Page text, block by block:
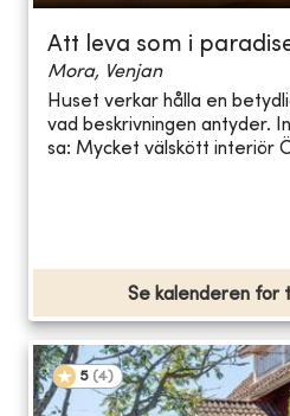
Att leva som i
Mora, Venjan
Huset verkar hålla en
vad beskrivningen antyder.
sa: Mycket välskött interiör
Se kalenderen for
5 (4)